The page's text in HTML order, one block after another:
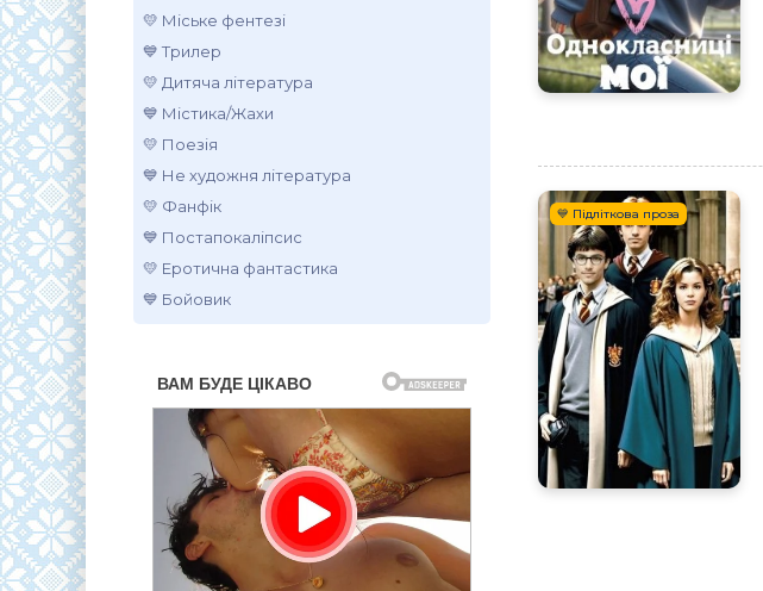
💛 Міське фентезі
💙 Трилер
💛 Дитяча література
💙 Містика/Жахи
💛 Поезія
💙 Не художня література
💛 Фанфік
💙 Постапокаліпсис
💛 Еротична фантастика
💙 Бойовик
💙 Підліткова проза